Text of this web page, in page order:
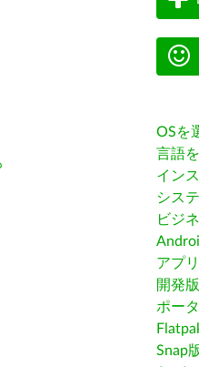
OSを
言語
イン
シス
ビジ
アプ
開発版
ポー
Snap